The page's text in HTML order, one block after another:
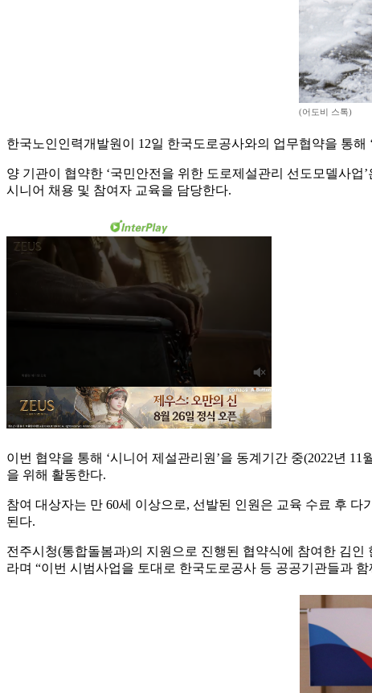
(어도비 스톡)
한국노인인력개발원이 12일 한국도로공사와의 업무협약을 통해
양 기관이 협약한 ‘국민안전을 위한 도로제설관리 선도모델사
시니어 채용 및 참여자 교육을 담당한다.
이번 협약을 통해 ‘시니어 제설관리원’을 동계기간 중(2022년
을 위해 활동한다.
참여 대상자는 만 60세 이상으로, 선발된 인원은 교육 수료 후
된다.
전주시청(통합돌봄과)의 지원으로 진행된 협약식에 참여한 김
라며 “이번 시범사업을 토대로 한국도로공사 등 공공기관들과